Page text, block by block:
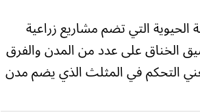
الحيوية التي تضم مشاريع زراعية
الخناق على عدد من المدن والفرق
تعني التحكم في المثلث الذي يضم مدن